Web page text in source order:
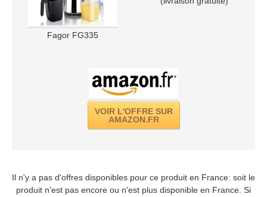
Fagor FG335
VOIR L'OFFRE SUR
AMAZON.FR
Il n'y a pas d'offres disponibles pour ce produit en France: soit le
produit n'est pas encore ou n'est plus disponible en France. Si